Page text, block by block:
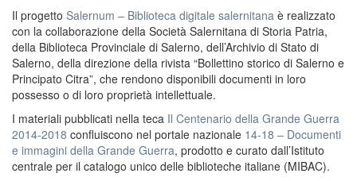
Il progetto Salernum – Biblioteca digitale salernitana è realizzato
con la collaborazione della Società Salernitana di Storia Patria,
della Biblioteca Provinciale di Salerno, dell’Archivio di Stato di
Salerno, della direzione della rivista “Bollettino storico di Salerno e
Principato Citra”, che rendono disponibili documenti in loro
possesso o di loro proprietà intellettuale.
I materiali pubblicati nella teca Il Centenario della Grande Guerra
2014-2018 confluiscono nel portale nazionale 14-18 – Documenti
e immagini della Grande Guerra, prodotto e curato dall’Istituto
centrale per il catalogo unico delle biblioteche italiane (MIBAC).